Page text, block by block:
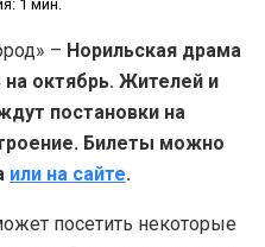
1 мин.
– Норильская драма
октябрь. Жителей и
постановки на
Билеты можно
или на сайте.
посетить некоторые